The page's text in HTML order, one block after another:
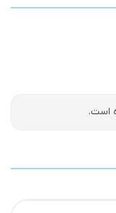
است.